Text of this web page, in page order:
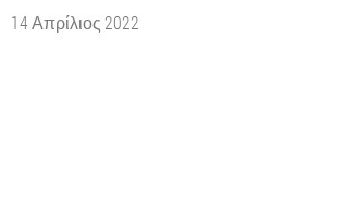
14 Απρίλιος 2022